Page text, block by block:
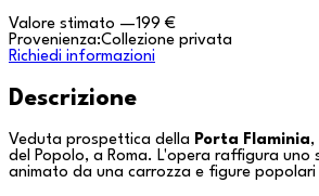
Valore stimato —199 €
Provenienza:Collezione privata
Richiedi informazioni
Descrizione
Veduta prospettica della Porta Flaminia,
del Popolo, a Roma. L'opera raffigura uno
animato da una carrozza e figure popolari